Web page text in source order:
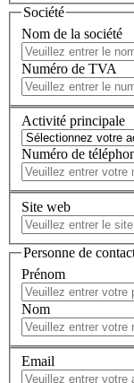
Société
Nom de la société
Numéro de TVA
Activité principale
Numéro de
Site web
Personne de
Prénom
Nom
Email